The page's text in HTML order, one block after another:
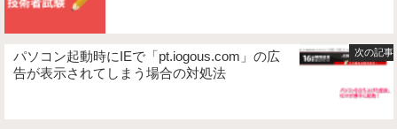
パソコン起動時にIEで「pt.iogous.com」の広
告が表示されてしまう場合の対処法